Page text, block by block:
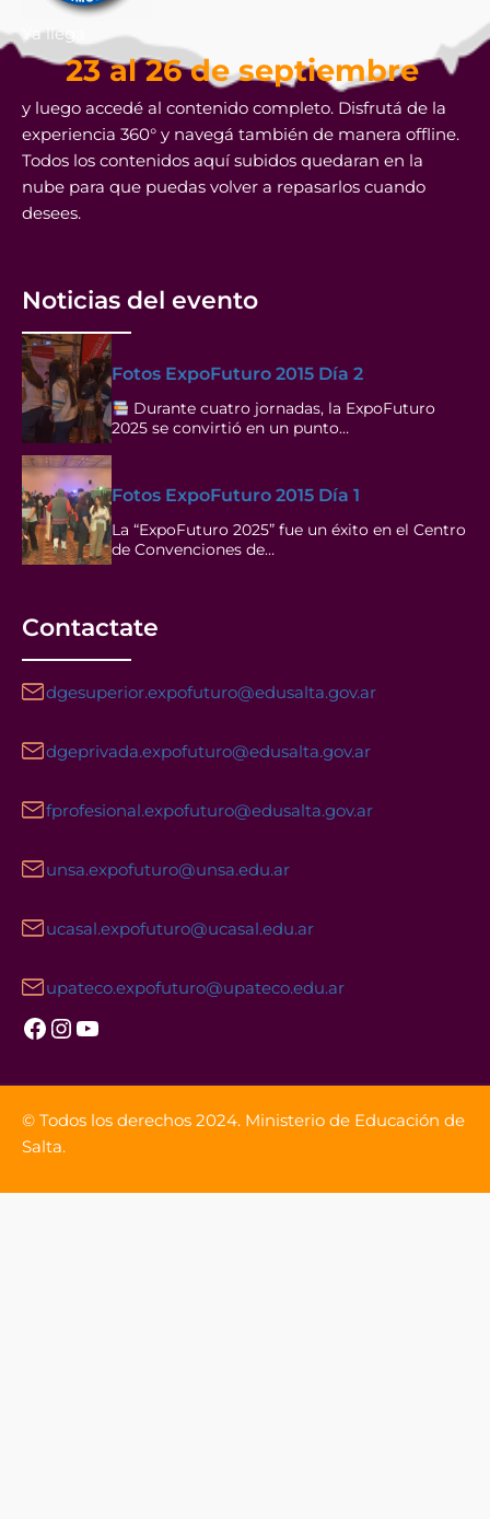
Ya llega
23 al 26 de septiembre
y luego accedé al contenido completo. Disfrutá de la
experiencia 360° y navegá también de manera offline.
Todos los contenidos aquí subidos quedaran en la
nube para que puedas volver a repasarlos cuando
desees.
Noticias del evento
Fotos ExpoFuturo 2015 Día 2
Durante cuatro jornadas, la ExpoFuturo
2025 se convirtió en un punto…
Fotos ExpoFuturo 2015 Día 1
La “ExpoFuturo 2025” fue un éxito en el Centro
de Convenciones de…
Contactate
dgesuperior.expofuturo@edusalta.gov.ar
dgeprivada.expofuturo@edusalta.gov.ar
fprofesional.expofuturo@edusalta.gov.ar
unsa.expofuturo@unsa.edu.ar
ucasal.expofuturo@ucasal.edu.ar
upateco.expofuturo@upateco.edu.ar
Facebook InstagramYouTube
© Todos los derechos 2024. Ministerio de Educación de
Salta.